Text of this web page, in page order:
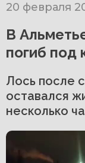
20 февраля
В
погиб под
Лось после
оставался
несколько